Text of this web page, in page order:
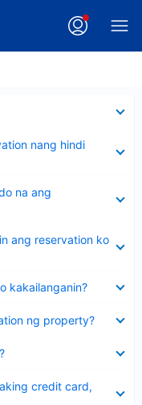
nang hindi
na ang
ang reservation ko
kakailanganin?
ng property?
credit card,